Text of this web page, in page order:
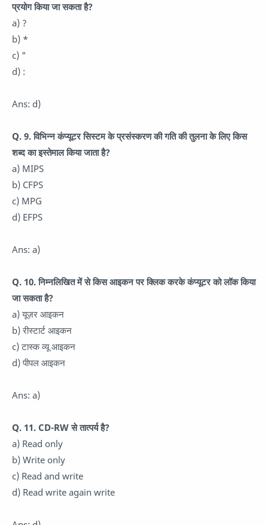
प्रयोग किया जा सकता है?
a) ?
b) *
c) "
d) :
Ans: d)
Q. 9. विभिन्न कंप्यूटर सिस्टम के प्रसंस्करण की गति की तुलना के लिए किस
शब्द का इस्तेमाल किया जाता है?
a) MIPS
b) CFPS
c) MPG
d) EFPS
Ans: a)
Q. 10. निम्नलिखित में से किस आइकन पर क्लिक करके कंप्यूटर को लॉक किया
जा सकता है?
a) यूज़र आइकन
b) रीस्टार्ट आइकन
c) टास्क व्यू आइकन
d) पीपल आइकन
Ans: a)
Q. 11. CD-RW से तात्पर्य है?
a) Read only
b) Write only
c) Read and write
d) Read write again write